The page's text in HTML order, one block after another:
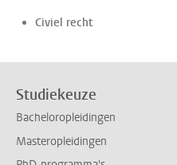
Civiel recht
Studiekeuze
Bacheloropleidingen
Masteropleidingen